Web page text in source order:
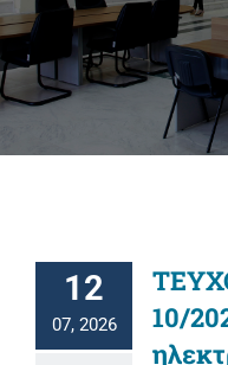
Πανεπιστημιακές
12
07, 2026
10/